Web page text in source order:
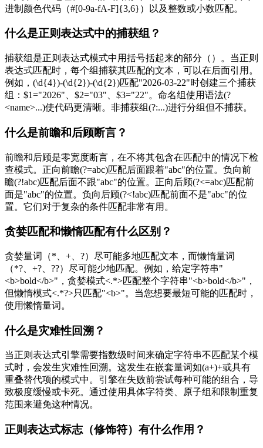
进制颜色代码（#[0-9a-fA-F]{3,6}）以及整数或小数匹配。
什么是正则表达式中的捕获组？
捕获组是正则表达式模式中用括号括起来的部分（）。当正则
表达式匹配时，每个组捕获其匹配的文本，可以在后面引用。
例如，(\d{4})-(\d{2})-(\d{2})匹配"2026-03-22"时创建三个捕获
组：$1="2026"、$2="03"、$3="22"。命名组使用语法(?
<name>...)使代码更清晰。非捕获组(?:...)进行分组但不捕获。
什么是前瞻和后顾断言？
前瞻和后顾是零宽度断言，在不将其包含在匹配中的情况下检
查模式。正向前瞻(?=abc)匹配后面跟着"abc"的位置。负向前
瞻(?!abc)匹配后面不跟"abc"的位置。正向后顾(?<=abc)匹配前
面是"abc"的位置。负向后顾(?<!abc)匹配前面不是"abc"的位
置。它们对于复杂的条件匹配非常有用。
贪婪匹配和懒惰匹配有什么区别？
贪婪量词（*、+、?）尽可能多地匹配文本，而懒惰量词
（*?、+?、??）尽可能少地匹配。例如，给定字符串"
<b>bold</b>"，贪婪模式<.*>匹配整个字符串"<b>bold</b>"，
但懒惰模式<.*?>只匹配"<b>"。当您想要最短可能的匹配时，
使用懒惰量词。
什么是灾难性回溯？
当正则表达式引擎需要指数级时间来确定字符串不匹配某个模
式时，会发生灾难性回溯。这发生在嵌套量词如(a+)+或具有
重叠替代项的模式中。引擎在失败前尝试每种可能的组合，导
致极度缓慢或卡死。通过使用具体字符类、原子组和限制重复
范围来避免这种情况。
正则表达式标志（修饰符）有什么作用？